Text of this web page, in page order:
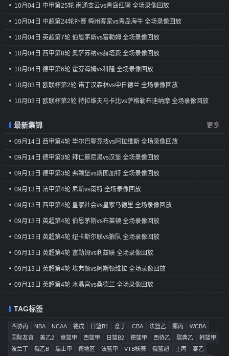
10月04日 中甲第25轮 南通支云vs青岛红狮 全场录像回放
10月04日 中超第24轮补赛 梅州客家vs青岛海牛 全场录像回放
10月04日 英超第7轮 伯恩茅斯vs富勒姆 全场录像回放
10月04日 西甲第8轮 奥萨苏纳vs赫塔费 全场录像回放
10月04日 德甲第6轮 霍芬海姆vs科隆 全场录像回放
10月03日 欧联杯第2轮 诺丁汉森林vs中日德兰 全场录像回放
10月03日 欧联杯第2轮 特拉维夫马卡比vs萨格勒布迪纳摩 全场录像回放
最新集锦 更多
09月14日 西甲第4轮 毕尔巴鄂竞技vs阿拉维斯 全场录像回放
09月14日 德甲第3轮 拜仁慕尼黑vs汉堡 全场录像回放
09月13日 德甲第3轮 弗赖堡vs斯图加特 全场录像回放
09月13日 法甲第4轮 尼斯vs南特 全场录像回放
09月13日 西甲第4轮 皇家社会vs皇家马德里 全场录像回放
09月13日 英超第4轮 伯恩茅斯vs布莱顿 全场录像回放
09月13日 英超第4轮 纽卡斯尔联vs狼队 全场录像回放
09月13日 英超第4轮 富勒姆vs利兹联 全场录像回放
09月13日 英超第4轮 埃弗顿vs阿斯顿维拉 全场录像回放
09月13日 英超第4轮 水晶宫vs桑德兰 全场录像回放
TAG标签
西协丙 NBA NCAA 德戊 日篮B1 意丁 CBA 法篮乙 挪丙
WCBA
国际友谊
美乙2 意篮甲 西篮甲 日篮B2 德篮甲 西协乙 瑞典乙
韩篮甲
波兰丁
俄乙B 瑞士甲 德地区 法篮甲 VTB联赛 俄篮超 土丙
泰乙